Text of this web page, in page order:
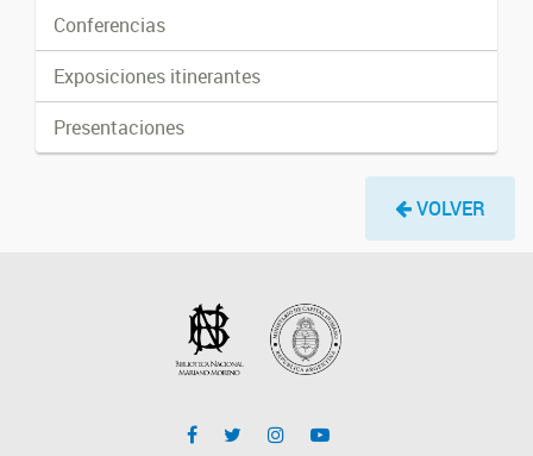
Conferencias
Exposiciones itinerantes
Presentaciones
VOLVER